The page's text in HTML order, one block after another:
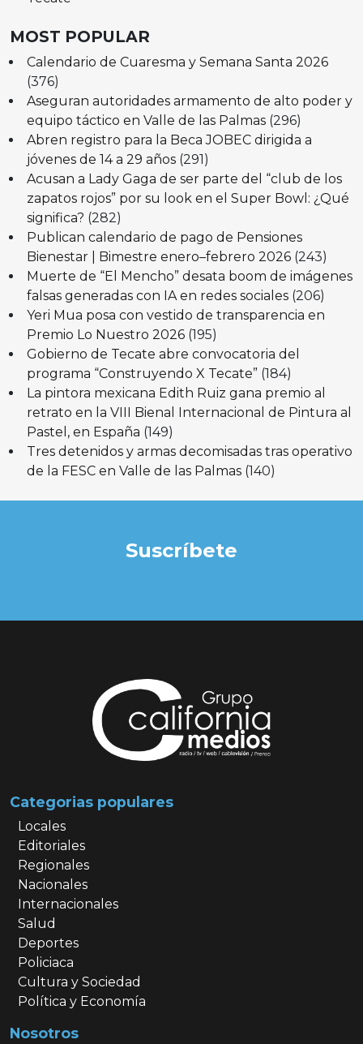
MOST POPULAR
Calendario de Cuaresma y Semana Santa 2026
(376)
Aseguran autoridades armamento de alto poder y
equipo táctico en Valle de las Palmas (296)
Abren registro para la Beca JOBEC dirigida a
jóvenes de 14 a 29 años (291)
Acusan a Lady Gaga de ser parte del “club de los
zapatos rojos” por su look en el Super Bowl: ¿Qué
significa? (282)
Publican calendario de pago de Pensiones
Bienestar | Bimestre enero–febrero 2026 (243)
Muerte de “El Mencho” desata boom de imágenes
falsas generadas con IA en redes sociales (206)
Yeri Mua posa con vestido de transparencia en
Premio Lo Nuestro 2026 (195)
Gobierno de Tecate abre convocatoria del
programa “Construyendo X Tecate” (184)
La pintora mexicana Edith Ruiz gana premio al
retrato en la VIII Bienal Internacional de Pintura al
Pastel, en España (149)
Tres detenidos y armas decomisadas tras operativo
de la FESC en Valle de las Palmas (140)
Suscríbete
Categorias populares
Locales
Editoriales
Regionales
Nacionales
Internacionales
Salud
Deportes
Policiaca
Cultura y Sociedad
Política y Economía
Nosotros